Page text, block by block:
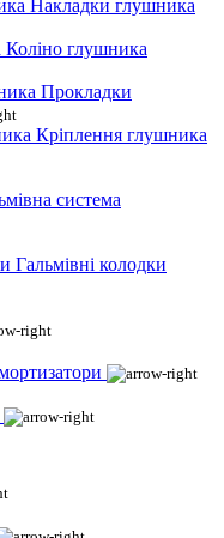
Накладки глушника
Коліно глушника
Прокладки
Кріплення глушника
система
Гальмівні колодки